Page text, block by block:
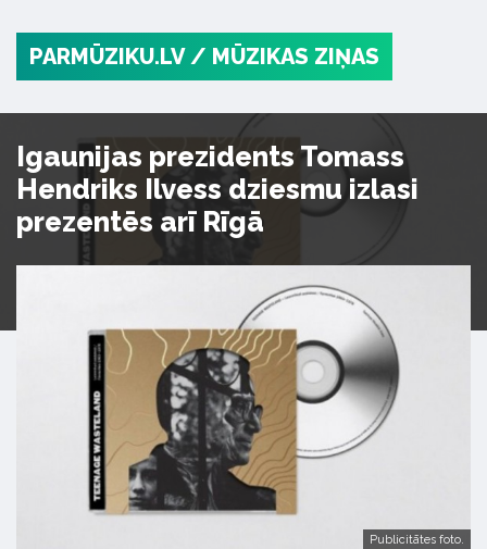
PARMŪZIKU.LV / MŪZIKAS ZIŅAS
Igaunijas prezidents Tomass
Hendriks Ilvess dziesmu izlasi
prezentēs arī Rīgā
Publicitātes foto.